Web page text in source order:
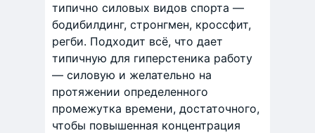
типично силовых видов спорта —
бодибилдинг, стронгмен, кроссфит,
регби. Подходит всё, что дает
типичную для гиперстеника работу
— силовую и желательно на
протяжении определенного
промежутка времени, достаточного,
чтобы повышенная концентрация